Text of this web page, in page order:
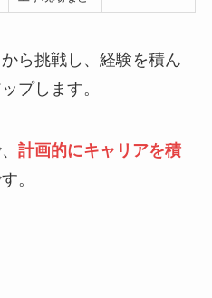
ら挑戦し、経験を積ん
プします。
計画的にキャリアを積
。